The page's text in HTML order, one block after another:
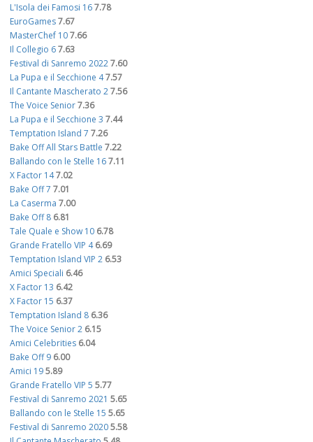
L'Isola dei Famosi 167.78
EuroGames7.67
MasterChef 107.66
Il Collegio 67.63
Festival di Sanremo 20227.60
La Pupa e il Secchione 47.57
Il Cantante Mascherato 27.56
The Voice Senior7.36
La Pupa e il Secchione 3 7.44
Temptation Island 7 7.26
Bake Off All Stars Battle 7.22
Ballando con le Stelle 167.11
X Factor 147.02
Bake Off 7 7.01
La Caserma 7.00
Bake Off 8 6.81
Tale Quale e Show 10 6.78
Grande Fratello VIP 4 6.69
Temptation Island VIP 2 6.53
Amici Speciali 6.46
X Factor 13 6.42
X Factor 15 6.37
Temptation Island 8 6.36
The Voice Senior 2 6.15
Amici Celebrities 6.04
Bake Off 9 6.00
Amici 195.89
Grande Fratello VIP 5 5.77
Festival di Sanremo 2021 5.65
Ballando con le Stelle 15 5.65
Festival di Sanremo 20205.58